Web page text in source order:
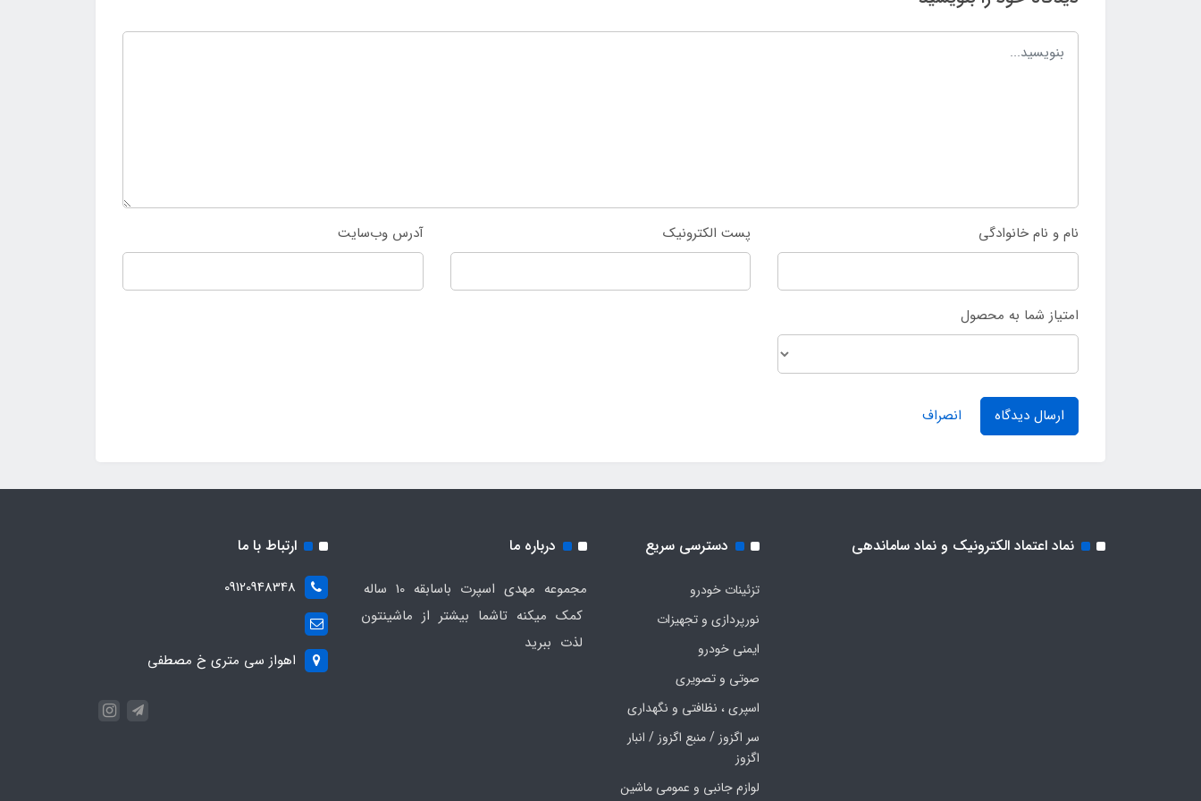
نام و نام خانوادگی پست الکترونیک آدرس وب‌سایت
امتیاز شما به محصول
ارسال دیدگاه انصراف
نماد اعتماد الکترونیک و نماد ساماندهی دسترسی سریع
تزئینات خودرو
نورپردازی و تجهیزات
ایمنی خودرو
صوتی و تصویری
اسپری ، نظافتی و نگهداری
سر اگزوز / منبع اگزوز / انبار
اگزوز
لوازم جانبی و عمومی ماشین
درباره ما
مجموعه مهدی اسپرت باسابقه 10 ساله
کمک میکنه تاشما بیشتر از ماشینتون
لذت ببرید
ارتباط با ما
09120948348
اهواز سی متری خ مصطفی